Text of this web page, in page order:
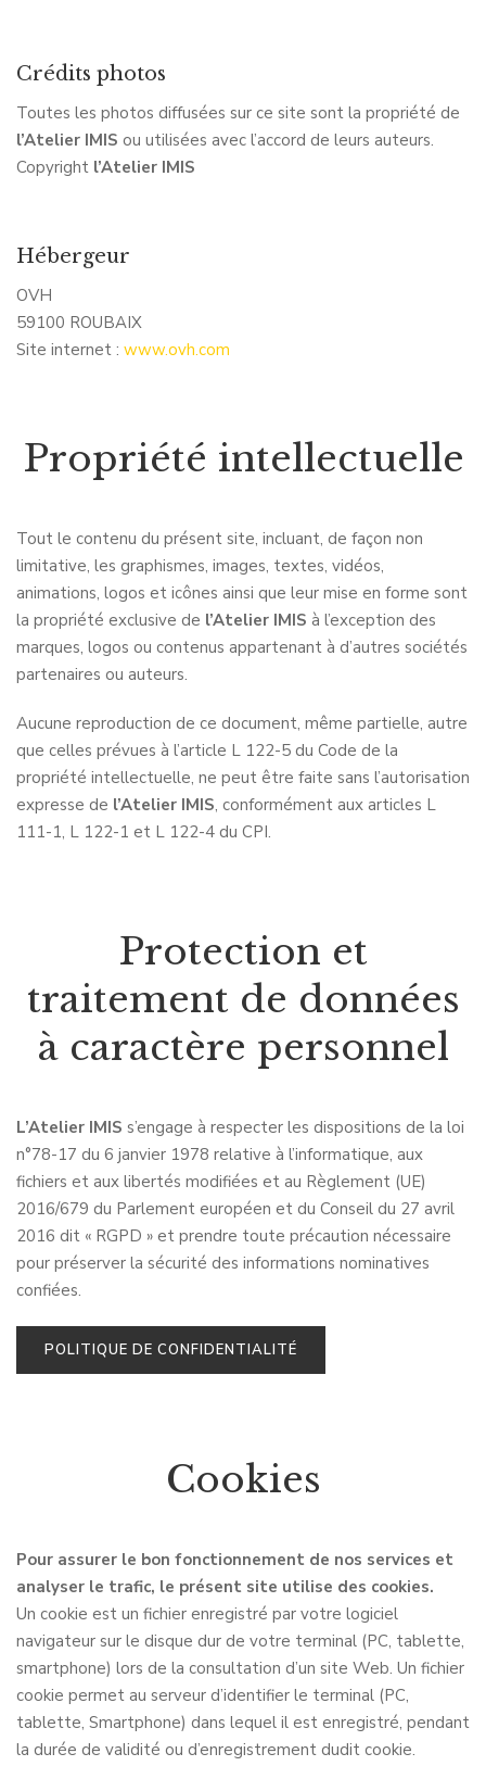
Crédits photos
Toutes les photos diffusées sur ce site sont la propriété de
l’Atelier IMIS ou utilisées avec l’accord de leurs auteurs.
Copyright l’Atelier IMIS
Hébergeur
OVH
59100 ROUBAIX
Site internet : www.ovh.com
Propriété intellectuelle
Tout le contenu du présent site, incluant, de façon non
limitative, les graphismes, images, textes, vidéos,
animations, logos et icônes ainsi que leur mise en forme sont
la propriété exclusive de l’Atelier IMIS à l’exception des
marques, logos ou contenus appartenant à d’autres sociétés
partenaires ou auteurs.
Aucune reproduction de ce document, même partielle, autre
que celles prévues à l’article L 122-5 du Code de la
propriété intellectuelle, ne peut être faite sans l’autorisation
expresse de l’Atelier IMIS, conformément aux articles L
111-1, L 122-1 et L 122-4 du CPI.
Protection et
traitement de données
à caractère personnel
L’Atelier IMIS s’engage à respecter les dispositions de la loi
n°78-17 du 6 janvier 1978 relative à l’informatique, aux
fichiers et aux libertés modifiées et au Règlement (UE)
2016/679 du Parlement européen et du Conseil du 27 avril
2016 dit « RGPD » et prendre toute précaution nécessaire
pour préserver la sécurité des informations nominatives
confiées.
POLITIQUE DE CONFIDENTIALITÉ
Cookies
Pour assurer le bon fonctionnement de nos services et
analyser le trafic, le présent site utilise des cookies.
Un cookie est un fichier enregistré par votre logiciel
navigateur sur le disque dur de votre terminal (PC, tablette,
smartphone) lors de la consultation d’un site Web. Un fichier
cookie permet au serveur d’identifier le terminal (PC,
tablette, Smartphone) dans lequel il est enregistré, pendant
la durée de validité ou d’enregistrement dudit cookie.